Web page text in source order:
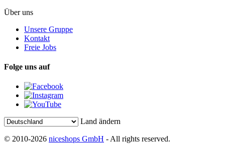
Über uns
Unsere Gruppe
Kontakt
Freie Jobs
Folge uns auf
Land ändern
© 2010-2026 niceshops GmbH - All rights reserved.